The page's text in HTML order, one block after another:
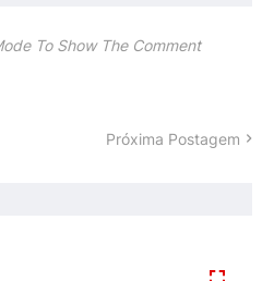
To Show The Comment
Próxima Postagem